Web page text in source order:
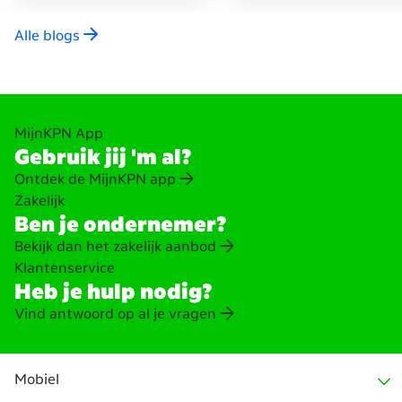
Alle blogs
Zakelijk
Ben je ondernemer?
Bekijk dan het zakelijk aanbod
Klantenservice
Heb je hulp nodig?
Vind antwoord op al je vragen
MijnKPN App
Gebruik jij 'm al?
Ontdek de MijnKPN app
Mobiel